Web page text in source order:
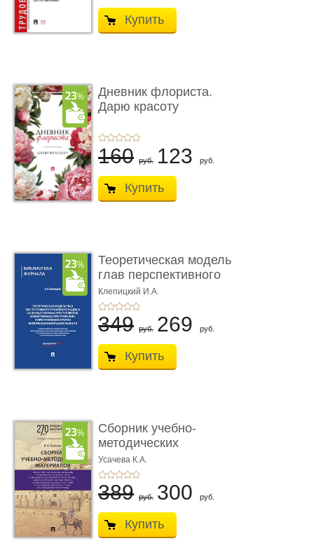
Купить
Дневник флориста.
Дарю красоту
160 руб. 123 руб.
Купить
Теоретическая модель
глав перспективного
УК о ...
Клепицкий И.А.
349 руб. 269 руб.
Купить
Сборник учебно-
методических
материалов по кур ...
Усачева К.А.
389 руб. 300 руб.
Купить